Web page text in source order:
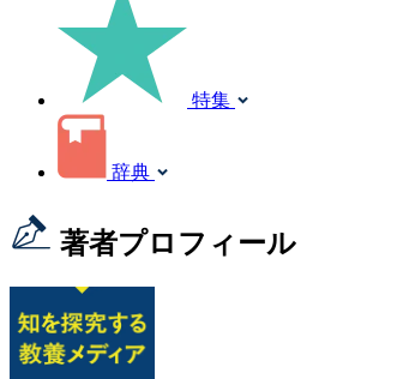
特集
辞典
著者プロフィール